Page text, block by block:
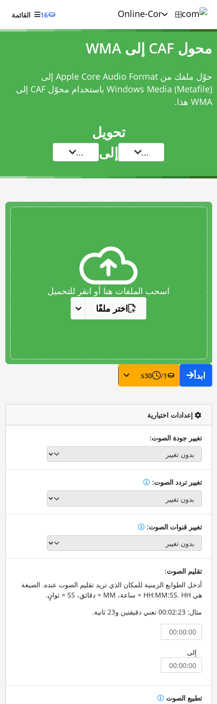
16 القائمة
محول CAF إلى WMA
حوّل ملفك من Apple Core Audio Format إلى
Windows Media (Metafile) باستخدام
محوّل CAF إلى
WMAهذا.
تحويل
... إلى ...
اسحب الملفات هنا أو انقر للتحميل
اختر ملفًا
ابدأ 1
/
30
s
إعدادات اختيارية
تغيير جودة الصوت:
تغيير تردد الصوت:
تغيير قنوات الصوت:
تقليم الصوت:
أدخل الطوابع الزمنية للمكان الذي تريد تقليم الصوت عنده. الصيغة
هي HH:MM:SS. HH = ساعة، MM = دقائق، SS = ثوانٍ.
مثال: 00:02:23 تعني دقيقتين و23 ثانية.
إلى
تطبيع الصوت